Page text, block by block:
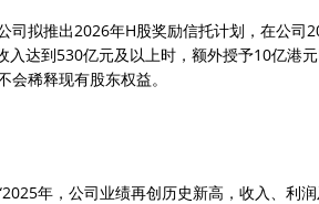
司拟推出2026年H股奖励信托计划，在公司
达到530亿元及以上时，额外授予10亿港
稀释现有股东权益。
年，公司业绩再创历史新高，收入、利